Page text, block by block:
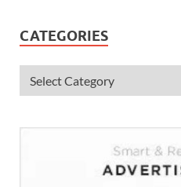
CATEGORIES